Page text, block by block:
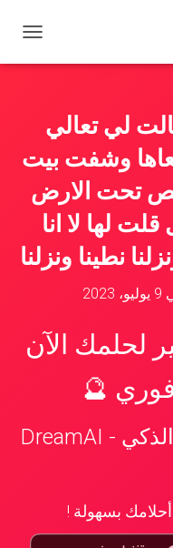
ب
ت
ق
لي تعالي
وشفت بيت
تحت الارض
لها لا انا
نطينا ونزلنا
9 يوليو، 2023
لحلمك الآن
🔮
📱 تطبيق تفسير الأحلام الذكي - DreamAI
بسهولة !